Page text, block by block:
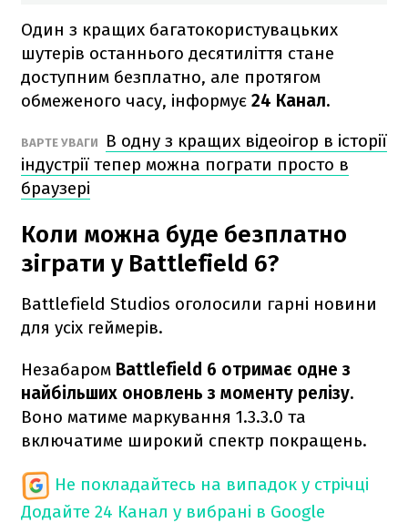
Один з кращих багатокористувацьких
шутерів останнього десятиліття стане
доступним безплатно, але протягом
обмеженого часу, інформує 24 Канал.
ВАРТЕ УВАГИ
В одну з кращих відеоігор в історії
індустрії тепер можна пограти просто в
браузері
Коли можна буде безплатно
зіграти у Battlefield 6?
Battlefield Studios оголосили гарні новини
для усіх геймерів.
Незабаром Battlefield 6 отримає одне з
найбільших оновлень з моменту релізу.
Воно матиме маркування 1.3.3.0 та
включатиме широкий спектр покращень.
Не покладайтесь на випадок у стрічці
Додайте 24 Канал у вибрані в Google